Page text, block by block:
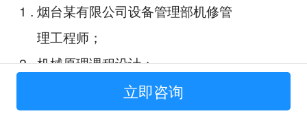
1 . 烟台某有限公司设备管理部机修管
理工程师；
2.机械原理课程设计；
机械设计的传送带小组课程设计；
立即咨询